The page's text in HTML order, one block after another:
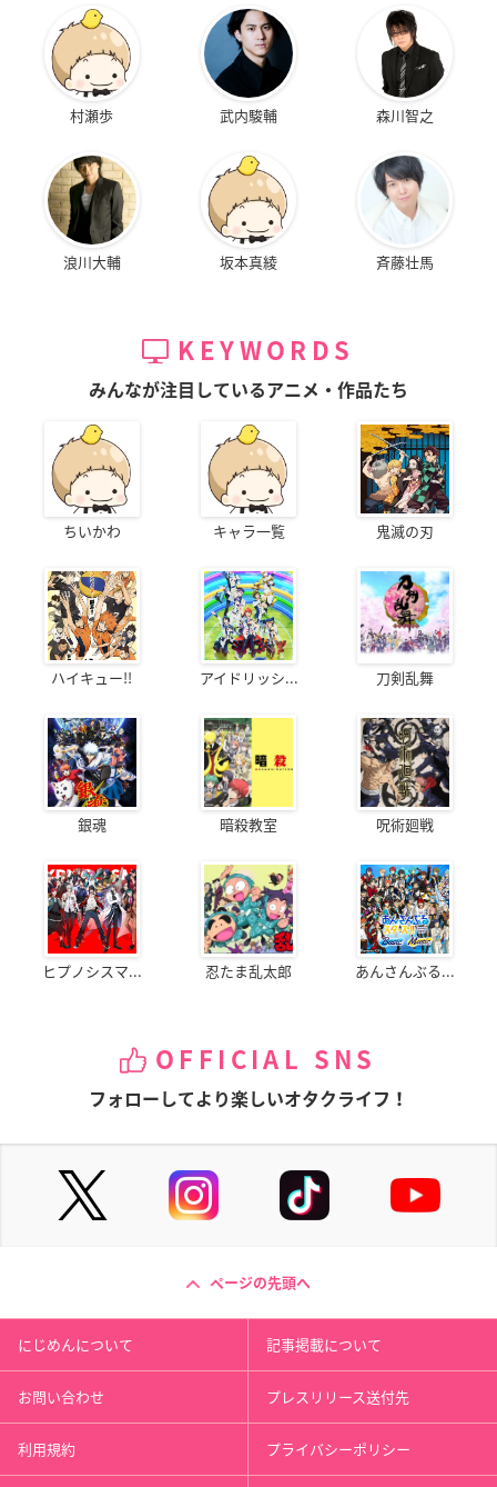
村瀬歩 武内駿輔 森川智之
浪川大輔 坂本真綾 斉藤壮馬
KEYWORDS
みんなが注目しているアニメ・作品たち
ちいかわ キャラ一覧 鬼滅の刃
ハイキュー!! アイドリッシ... 刀剣乱舞
銀魂 暗殺教室 呪術廻戦
ヒプノシスマ... 忍たま乱太郎 あんさんぶる...
OFFICIAL SNS
フォローしてより楽しいオタクライフ！
ページの先頭へ
にじめんについて 記事掲載について
お問い合わせ プレスリリース送付先
利用規約 プライバシーポリシー